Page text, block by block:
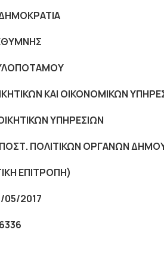
ΚΑΙ ΟΙΚΟΝΟΜΙΚΩΝ
ΥΠΗΡΕΣΙΩΝ
ΠΟΛΙΤΙΚΩΝ ΟΡΓΑΝΩΝ
ΕΠΙΤΡΟΠΗ)
05/2017